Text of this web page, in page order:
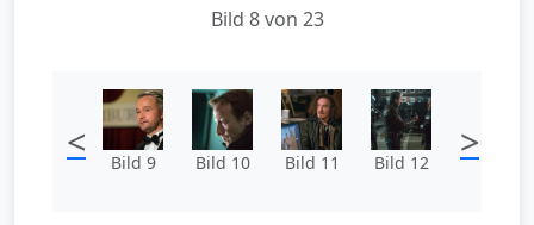
Bild 8 von 23
< Bild 9 Bild 10 Bild 11 Bild 12 >